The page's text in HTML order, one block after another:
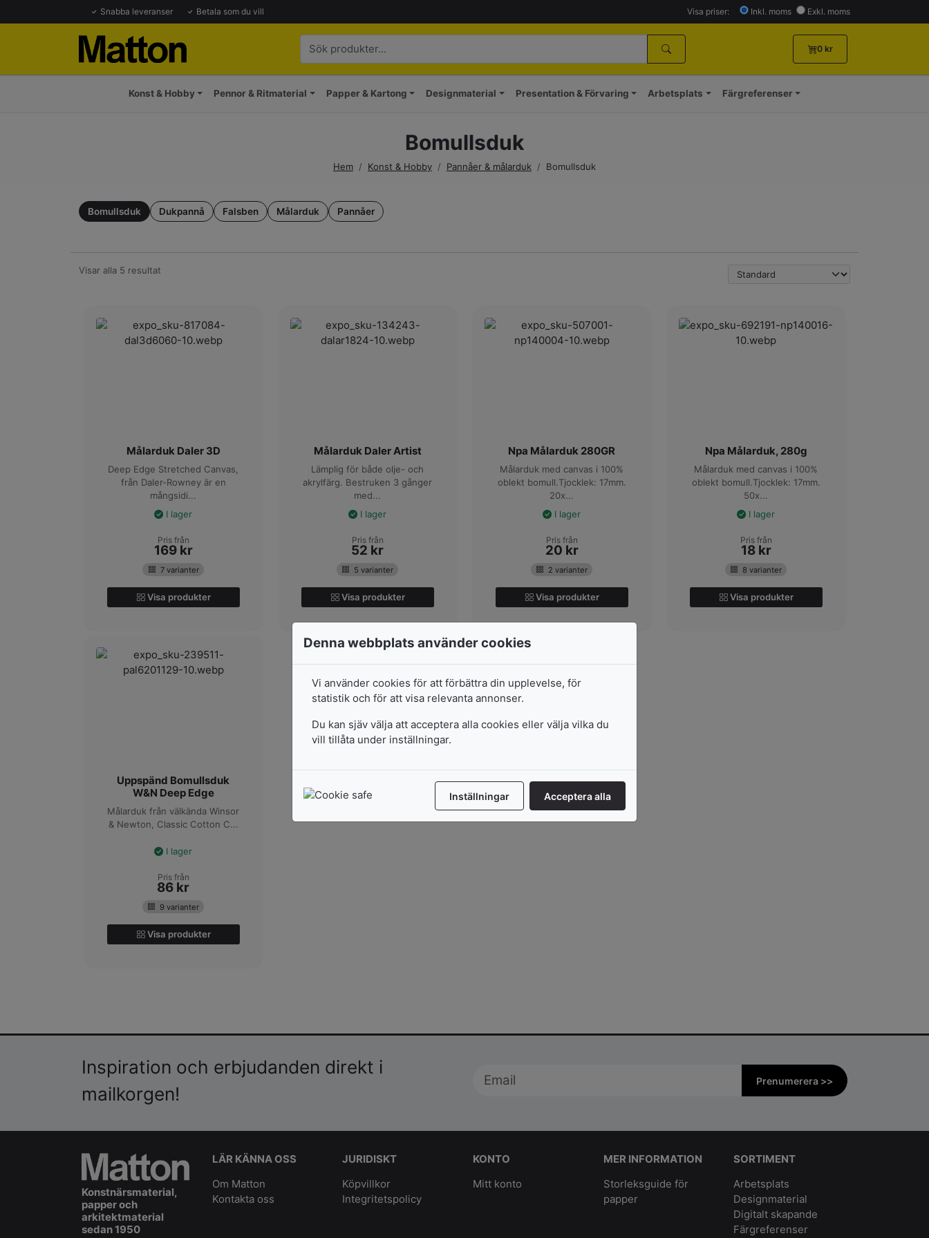
Snabba leveranser Betala som du vill Visa priser: Inkl. moms Exkl. moms
0 kr
Konst & Hobby Pennor & Ritmaterial Papper & Kartong Designmaterial Presentation & Förvaring Arbetsplats Färgreferenser
Bomullsduk
Hem / Konst & Hobby / Pannåer & målarduk / Bomullsduk
Bomullsduk Dukpannå Falsben Målarduk Pannåer
Visar alla 5 resultat
Målarduk Daler 3D
Deep Edge Stretched Canvas,
från Daler-Rowney är en
mångsidi...
I lager
Pris från
169 kr
7 varianter
Visa produkter
Målarduk Daler Artist
Lämplig för både olje- och
akrylfärg. Bestruken 3 gånger
med...
I lager
Pris från
52 kr
5 varianter
Visa produkter
Npa Målarduk 280GR
Målarduk med canvas i 100%
oblekt bomull.Tjocklek: 17mm.
20x...
I lager
Pris från
20 kr
2 varianter
Visa produkter
Npa Målarduk, 280g
Målarduk med canvas i 100%
oblekt bomull.Tjocklek: 17mm.
50x...
I lager
Pris från
18 kr
8 varianter
Visa produkter
Uppspänd Bomullsduk
W&N Deep Edge
Målarduk från välkända Winsor
& Newton, Classic Cotton C...
I lager
Pris från
86 kr
9 varianter
Visa produkter
Inspiration och erbjudanden direkt i
mailkorgen!
Prenumerera >>
Konstnärsmaterial,
papper och
arkitektmaterial
sedan 1950
LÄR KÄNNA OSS
Om Matton
Kontakta oss
JURIDISKT
Köpvillkor
Integritetspolicy
KONTO
Mitt konto
MER INFORMATION
Storleksguide för
papper
SORTIMENT
Arbetsplats
Designmaterial
Digitalt skapande
Färgreferenser
Denna webbplats använder cookies
Vi använder cookies för att förbättra din upplevelse, för
statistik och för att visa relevanta annonser.
Du kan sjäv välja att acceptera alla cookies eller välja vilka du
vill tillåta under inställningar.
Inställningar Acceptera alla